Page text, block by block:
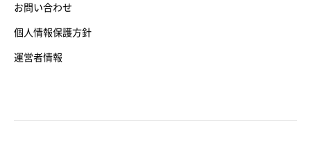
お問い合わせ
個人情報保護方針
運営者情報